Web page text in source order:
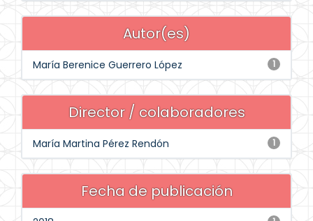
Autor(es)
1
María Berenice Guerrero López
Director / colaboradores
1
María Martina Pérez Rendón
Fecha de publicación